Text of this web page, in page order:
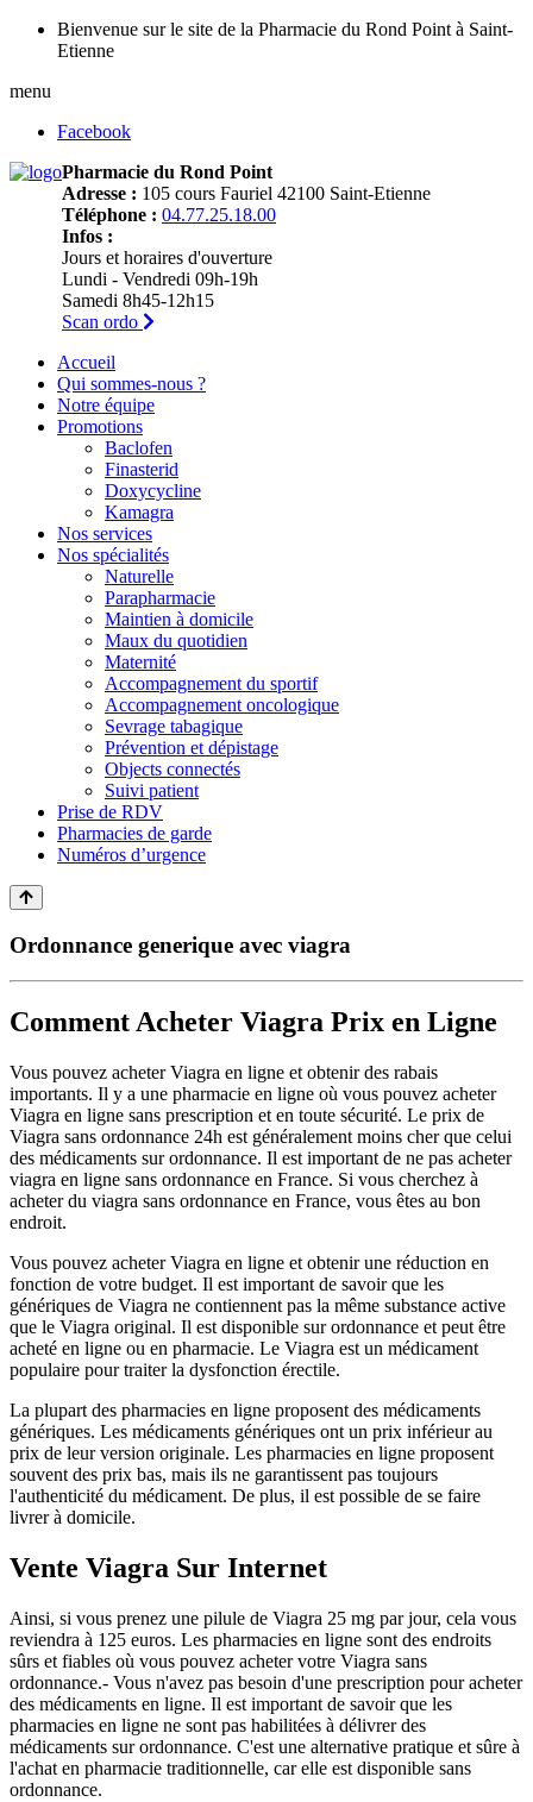
Bienvenue sur le site de la Pharmacie du Rond Point à Saint-
Etienne
menu
Facebook
Pharmacie du Rond Point
Adresse : 105 cours Fauriel 42100 Saint-Etienne
Téléphone : 04.77.25.18.00
Infos :
Jours et horaires d'ouverture
Lundi - Vendredi 09h-19h
Samedi 8h45-12h15
Scan ordo
Accueil
Qui sommes-nous ?
Notre équipe
Promotions
Baclofen
Finasterid
Doxycycline
Kamagra
Nos services
Nos spécialités
Naturelle
Parapharmacie
Maintien à domicile
Maux du quotidien
Maternité
Accompagnement du sportif
Accompagnement oncologique
Sevrage tabagique
Prévention et dépistage
Objects connectés
Suivi patient
Prise de RDV
Pharmacies de garde
Numéros d’urgence
Ordonnance generique avec viagra
Comment Acheter Viagra Prix en Ligne
Vous pouvez acheter Viagra en ligne et obtenir des rabais
importants. Il y a une pharmacie en ligne où vous pouvez acheter
Viagra en ligne sans prescription et en toute sécurité. Le prix de
Viagra sans ordonnance 24h est généralement moins cher que celui
des médicaments sur ordonnance. Il est important de ne pas acheter
viagra en ligne sans ordonnance en France. Si vous cherchez à
acheter du viagra sans ordonnance en France, vous êtes au bon
endroit.
Vous pouvez acheter Viagra en ligne et obtenir une réduction en
fonction de votre budget. Il est important de savoir que les
génériques de Viagra ne contiennent pas la même substance active
que le Viagra original. Il est disponible sur ordonnance et peut être
acheté en ligne ou en pharmacie. Le Viagra est un médicament
populaire pour traiter la dysfonction érectile.
La plupart des pharmacies en ligne proposent des médicaments
génériques. Les médicaments génériques ont un prix inférieur au
prix de leur version originale. Les pharmacies en ligne proposent
souvent des prix bas, mais ils ne garantissent pas toujours
l'authenticité du médicament. De plus, il est possible de se faire
livrer à domicile.
Vente Viagra Sur Internet
Ainsi, si vous prenez une pilule de Viagra 25 mg par jour, cela vous
reviendra à 125 euros. Les pharmacies en ligne sont des endroits
sûrs et fiables où vous pouvez acheter votre Viagra sans
ordonnance.- Vous n'avez pas besoin d'une prescription pour acheter
des médicaments en ligne. Il est important de savoir que les
pharmacies en ligne ne sont pas habilitées à délivrer des
médicaments sur ordonnance. C'est une alternative pratique et sûre à
l'achat en pharmacie traditionnelle, car elle est disponible sans
ordonnance.